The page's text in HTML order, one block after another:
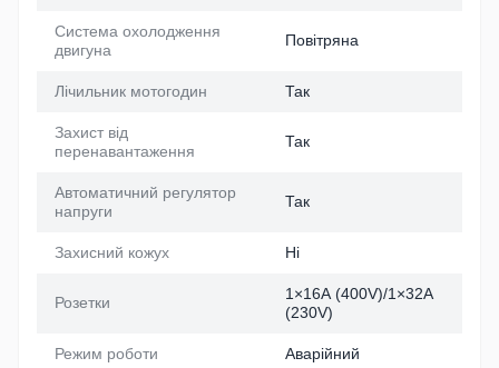
Система охолодження
двигуна
Повітряна
Лічильник мотогодин Так
Захист від
перенавантаження
Так
Автоматичний регулятор
напруги
Так
Захисний кожух Ні
Розетки
1×16А (400V)/1×32А
(230V)
Режим роботи Аварійний